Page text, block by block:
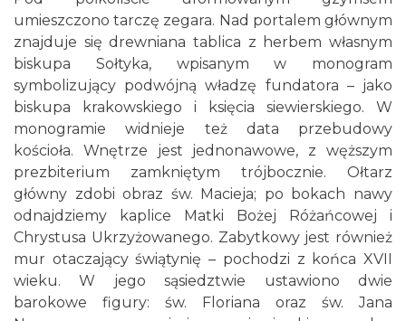
umieszczono tarczę zegara. Nad portalem głównym
znajduje się drewniana tablica z herbem własnym
biskupa Sołtyka, wpisanym w monogram
symbolizujący podwójną władzę fundatora – jako
biskupa krakowskiego i księcia siewierskiego. W
monogramie widnieje też data przebudowy
kościoła. Wnętrze jest jednonawowe, z węższym
prezbiterium zamkniętym trójbocznie. Ołtarz
główny zdobi obraz św. Macieja; po bokach nawy
odnajdziemy kaplice Matki Bożej Różańcowej i
Chrystusa Ukrzyżowanego. Zabytkowy jest również
mur otaczający świątynię – pochodzi z końca XVII
wieku. W jego sąsiedztwie ustawiono dwie
barokowe figury: św. Floriana oraz św. Jana